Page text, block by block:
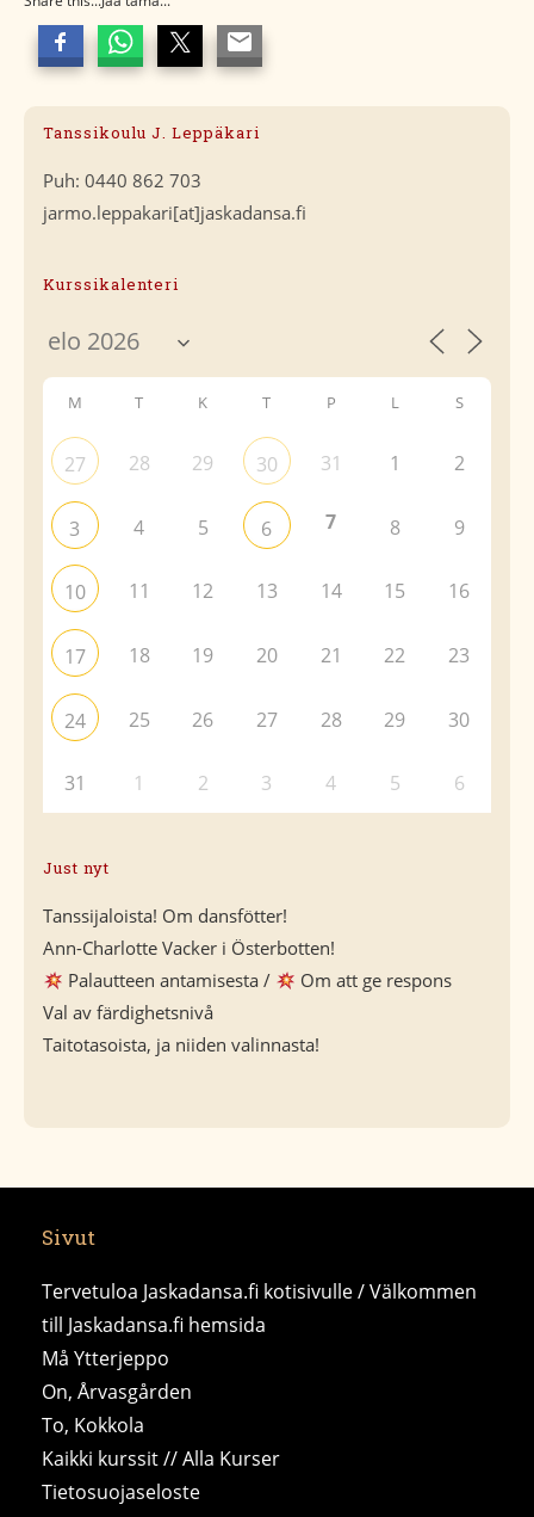
Tanssikoulu J. Leppäkari
Puh: 0440 862 703
jarmo.leppakari[at]jaskadansa.fi
Kurssikalenteri
M T K T P L S
27 28 29 30 31 1 2
3 4 5 6 7 8 9
10 11 12 13 14 15 16
17 18 19 20 21 22 23
24 25 26 27 28 29 30
31 1 2 3 4 5 6
Just nyt
Tanssijaloista! Om dansfötter!
Ann-Charlotte Vacker i Österbotten!
Palautteen antamisesta /
Om att ge respons
Val av färdighetsnivå
Taitotasoista, ja niiden valinnasta!
Sivut
Tervetuloa Jaskadansa.fi kotisivulle / Välkommen
till Jaskadansa.fi hemsida
Må Ytterjeppo
On, Årvasgården
To, Kokkola
Kaikki kurssit // Alla Kurser
Tietosuojaseloste